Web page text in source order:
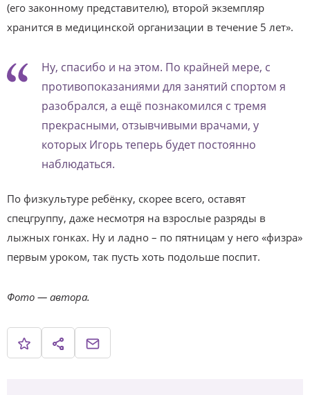
(его законному представителю), второй экземпляр
хранится в медицинской организации в течение 5 лет».
Ну, спасибо и на этом. По крайней мере, с
противопоказаниями для занятий спортом я
разобрался, а ещё познакомился с тремя
прекрасными, отзывчивыми врачами, у
которых Игорь теперь будет постоянно
наблюдаться.
По физкультуре ребёнку, скорее всего, оставят
спецгруппу, даже несмотря на взрослые разряды в
лыжных гонках. Ну и ладно – по пятницам у него «физра»
первым уроком, так пусть хоть подольше поспит.
Фото — автора.